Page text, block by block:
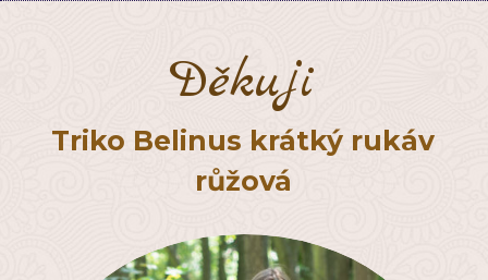
Děkuji
Triko Belinus krátký rukáv
růžová